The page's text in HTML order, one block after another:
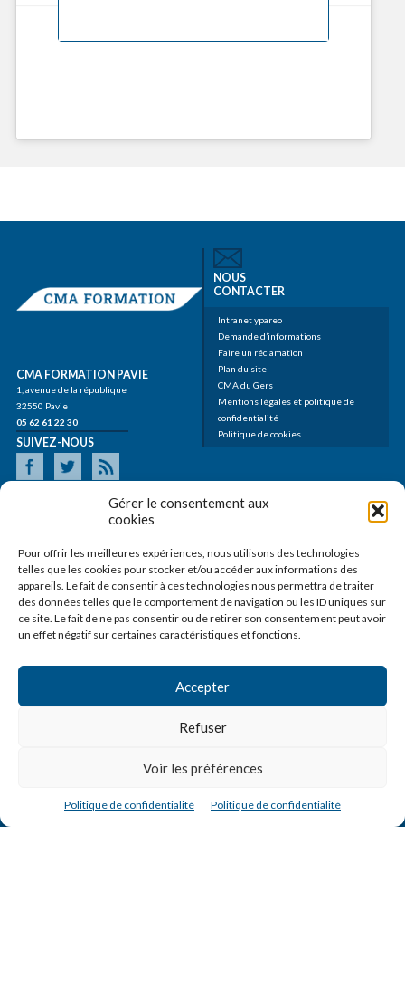
Gérer le consentement aux
cookies
Pour offrir les meilleures expériences, nous utilisons des technologies
telles que les cookies pour stocker et/ou accéder aux informations des
appareils. Le fait de consentir à ces technologies nous permettra de traiter
des données telles que le comportement de navigation ou les ID uniques sur
ce site. Le fait de ne pas consentir ou de retirer son consentement peut avoir
un effet négatif sur certaines caractéristiques et fonctions.
Accepter
Refuser
Voir les préférences
Politique de confidentialité Politique de confidentialité
CMA FORMATION PAVIE
1, avenue de la république
32550 Pavie
05 62 61 22 30
SUIVEZ-NOUS
NOUS
CONTACTER
Intranet ypareo
Demande d’informations
Faire un réclamation
Plan du site
CMA du Gers
Mentions légales et politique de
confidentialité
Politique de cookies